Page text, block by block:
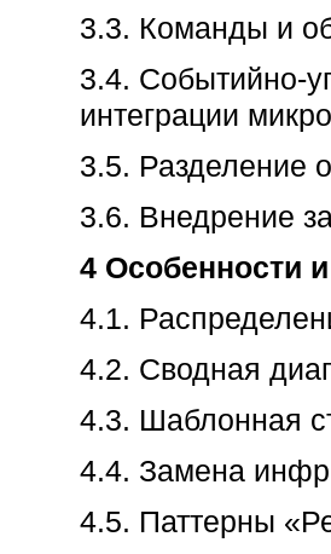
3.3. Команды и
3.4. Событийно-
интеграции
3.5. Разделение
3.6. Внедрение
4 Особенности
4.1.
4.2. Сводная
4.3. Шаблонная
4.4. Замена
4.5. Паттерны